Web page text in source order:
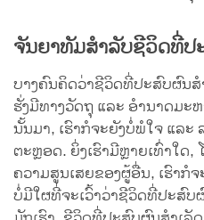
ຈັນຍາທັມສຳລັບຊີວິດທີ່ປ
ບາງຄົນຄິດວ່າຊີວິດທີ່ປະສົບຜົນ
ຮັ່ງມີທາງວັດຖຸ ແລະ ອຳນາດມະຫ
ນັ້ນມາ, ເຮົາກໍຈະຍັງບໍ່ພໍໃຈ ແລະ
ຕະຫຼອດ. ຍິ່ງເຮົາມີຫຼາຍເທົ່າໃດ,
ຄວາມສູນເສຍຂອງຜູ້ອື່ນ, ເຮົາກໍ
ບໍ່ມີໃຜທີ່ຈະເວົ້າວ່າຊີວິດທີ່ປະສົ